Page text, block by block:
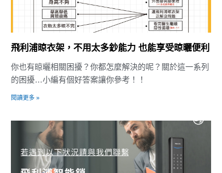
飛利浦晾衣架，不用太多鈔能力 也能享受晾曬便利
你也有晾曬相關困擾？你都怎麼解決的呢？關於這一系列
的困擾…小編有個好答案讓你參考！！
閱讀更多 »